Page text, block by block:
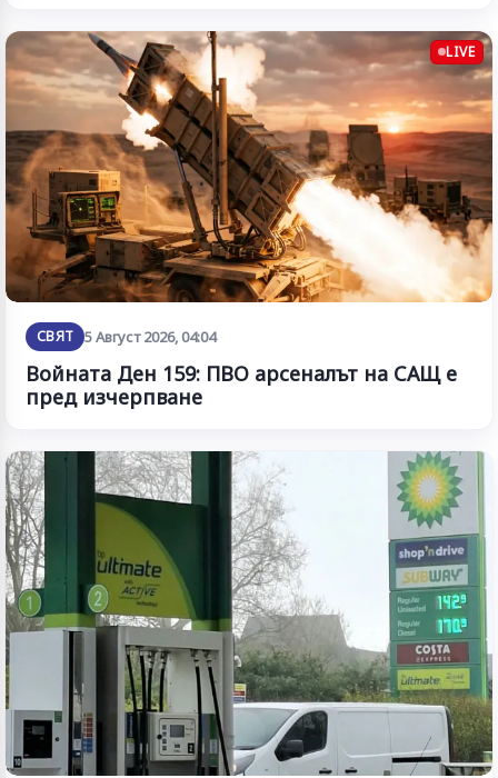
LIVE
СВЯТ 5 Август 2026, 04:04
Войната Ден 159: ПВО арсеналът на САЩ е
пред изчерпване